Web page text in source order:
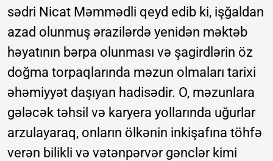
sədri Nicat Məmmədli qeyd edib ki, işğaldan
azad olunmuş ərazilərdə yenidən məktəb
həyatının bərpa olunması və şagirdlərin öz
doğma torpaqlarında məzun olmaları tarixi
əhəmiyyət daşıyan hadisədir. O, məzunlara
gələcək təhsil və karyera yollarında uğurlar
arzulayaraq, onların ölkənin inkişafına töhfə
verən bilikli və vətənpərvər gənclər kimi